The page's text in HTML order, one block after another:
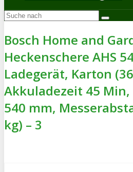
Bosch Home and
Heckenschere AHS
Ladegerät, Karton
Akkuladezeit 45
540 mm,
kg) – 3